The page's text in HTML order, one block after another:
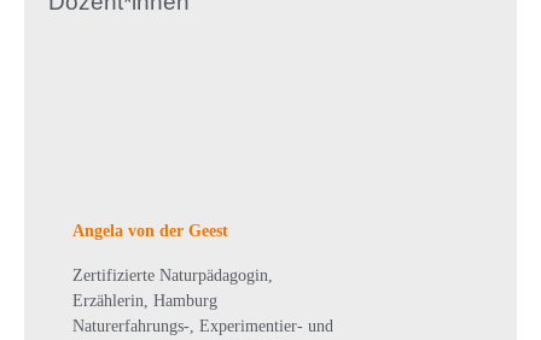
Angela von der Geest
Zertifizierte Naturpädagogin,
Erzählerin, Hamburg
Naturerfahrungs-, Experimentier- und